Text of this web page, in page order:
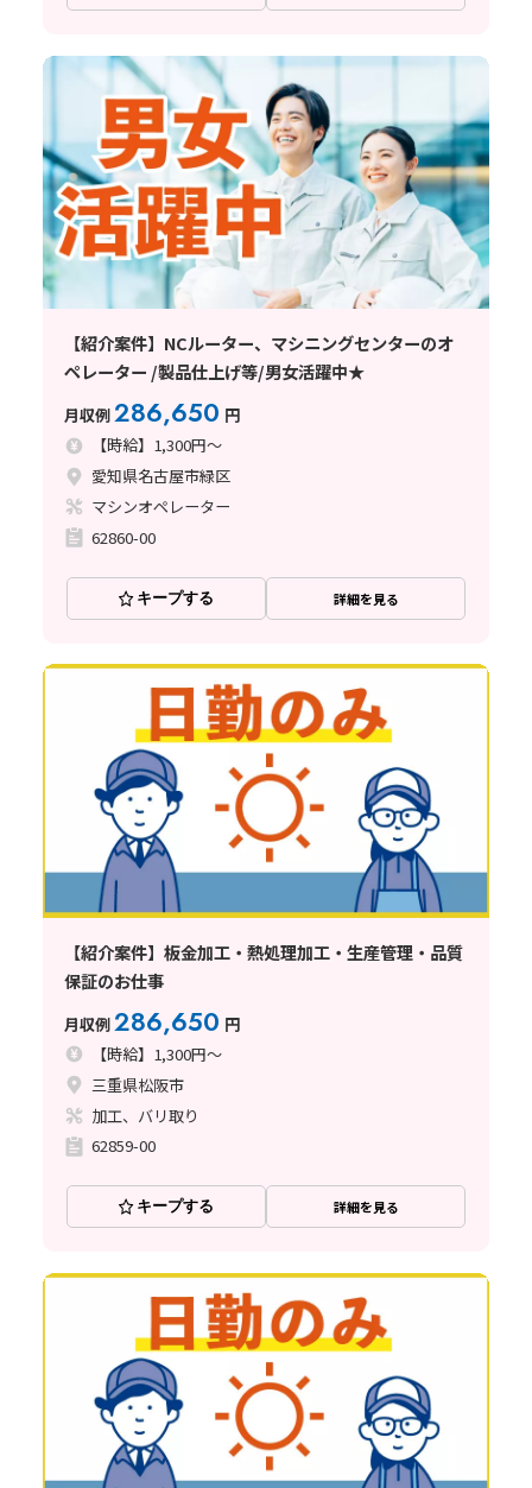
【紹介案件】NCルーター、マシニングセンターのオ
ペレーター /製品仕上げ等/男女活躍中★
月収例286,650 円
【時給】1,300円～
愛知県名古屋市緑区
マシンオペレーター
62860-00
キープする 詳細を見る
【紹介案件】板金加工・熱処理加工・生産管理・品質
保証のお仕事
月収例286,650 円
【時給】1,300円～
三重県松阪市
加工、バリ取り
62859-00
キープする 詳細を見る